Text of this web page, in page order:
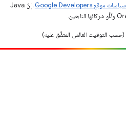
سياسات موقع Google Developers‏
. إنّ Java